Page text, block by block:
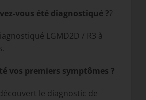
vous été diagnostiqué ??
LGMD2D / R3 à
vos premiers symptômes ?
le diagnostic de